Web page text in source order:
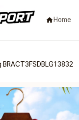
Home
BRACT3FSDBLG13832